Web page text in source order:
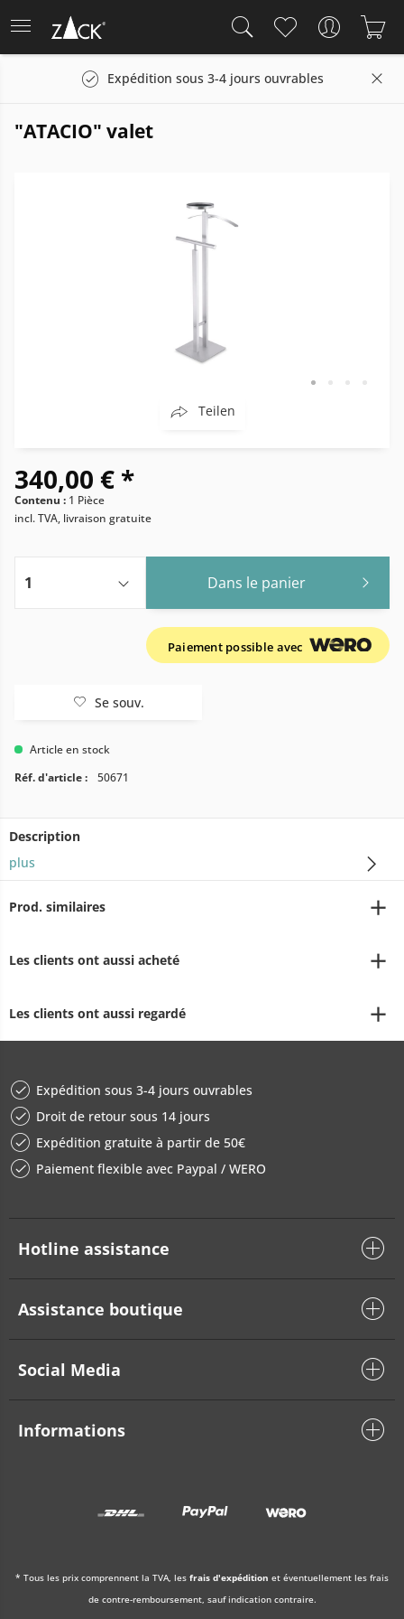
Expédition sous 3-4 jours ouvrables
"ATACIO" valet
Teilen
340,00 € *
Contenu : 1 Pièce
incl. TVA, livraison gratuite
Dans le panier
Paiement possible avec
Se souv.
Article en stock
Réf. d'article :
50671
Description
plus
Prod. similaires
Les clients ont aussi acheté
Les clients ont aussi regardé
Expédition sous 3-4 jours ouvrables
Droit de retour sous 14 jours
Expédition gratuite à partir de 50€
Paiement flexible avec Paypal / WERO
Hotline assistance
Assistance boutique
Social Media
Informations
* Tous les prix comprennent la TVA, les frais d'expédition et éventuellement les frais
de contre-remboursement, sauf indication contraire.